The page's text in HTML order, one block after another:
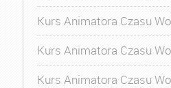
Kurs Animatora Czasu
Kurs Animatora Czasu
Kurs Animatora Czasu